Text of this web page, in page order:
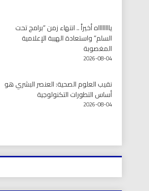
يااااااااه أخيراً .. انتهاء زمن “برامج تحت
السلم” واستعادة الهيبة الإعلامية
المغصوبة
2026-08-04
نقيب العلوم الصحية: العنصر البشري هو
أساس التطورات التكنولوجية
2026-08-04